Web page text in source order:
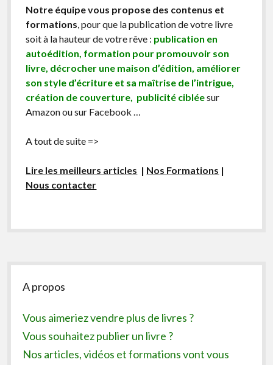
Notre équipe vous propose des contenus et
formations, pour que la publication de votre livre
soit à la hauteur de votre rêve : publication en
autoédition, formation pour promouvoir son
livre, décrocher une maison d’édition, améliorer
son style d’écriture et sa maîtrise de l’intrigue,
création de couverture, publicité cibléesur
Amazon ou sur Facebook …
A tout de suite =>
Lire les meilleurs articles | Nos Formations |
Nous contacter
Sidebar
A propos
Vous aimeriez vendre plus de livres ?
Vous souhaitez publier un livre ?
Nos articles, vidéos et formations vont vous